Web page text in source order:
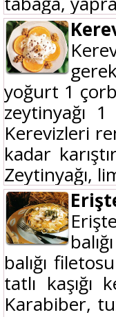
yoğurt 1
zeytinyağı
Kerevizleri
kadar
Zeytinyağı,
balığı
tatlı kaşığı
Karabiber,